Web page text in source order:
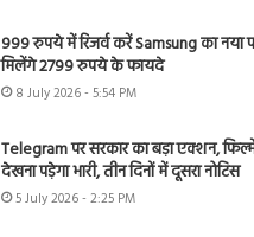
999 रुपये में रिजर्व करें Samsung का
मिलेंगे 2799 रुपये के फायदे
8 July 2026 - 5:54 PM
Telegram पर सरकार का बड़ा एक्शन,
देखना पड़ेगा भारी, तीन दिनों में दूसरा नोटिस
5 July 2026 - 2:25 PM